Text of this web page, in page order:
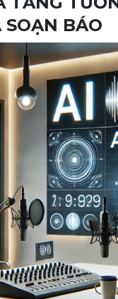
SOẠN BÁO